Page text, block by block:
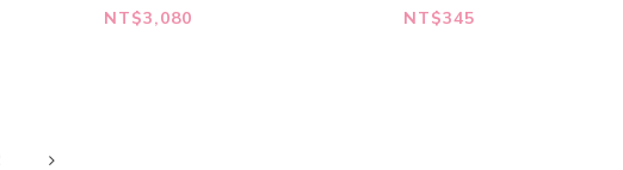
專輯 [Super Junior25]
NT$3,080
專輯 [Super Junior25]
NT$345